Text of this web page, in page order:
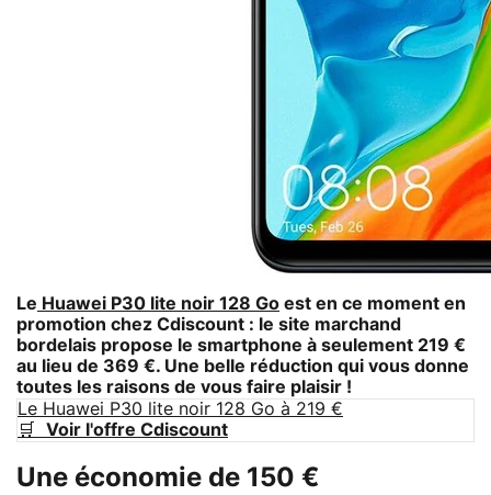
Le Huawei P30 lite noir 128 Go est en ce moment en
promotion chez Cdiscount : le site marchand
bordelais propose le smartphone à seulement 219 €
au lieu de 369 €. Une belle réduction qui vous donne
toutes les raisons de vous faire plaisir !
Le Huawei P30 lite noir 128 Go à 219 €
🛒 Voir l'offre Cdiscount
Une économie de 150 €